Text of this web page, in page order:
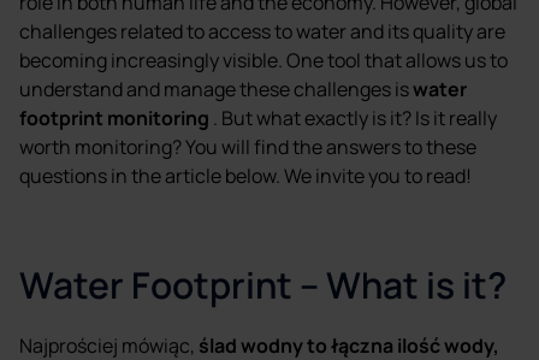
challenges related to access to water and its quality are
becoming increasingly visible. One tool that allows us to
understand and manage these challenges iswater
footprint monitoring . But what exactly is it? Is it really
worth monitoring? You will find the answers to these
questions in the article below. We invite you to read!
Water Footprint – What is it?
Najprościej mówiąc, ślad wodny to łączna ilość wody,